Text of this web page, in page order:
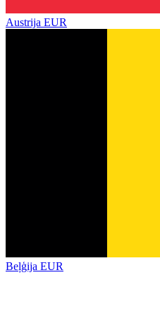
Austrija EUR
Beļģija EUR